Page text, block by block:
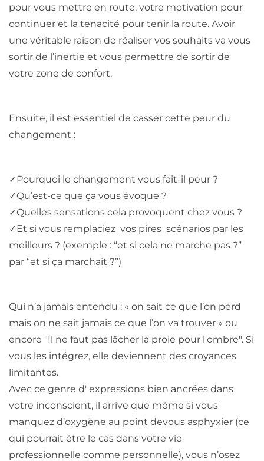
pour vous mettre en route, votre motivation pour
continuer et la tenacité pour tenir la route. Avoir
une véritable raison de réaliser vos souhaits va vous
sortir de l’inertie et vous permettre de sortir de
votre zone de confort.
Ensuite, il est essentiel de casser cette peur du
changement :
✓Pourquoi le changement vous fait-il peur ?
✓Qu’est-ce que ça vous évoque ?
✓Quelles sensations cela provoquent chez vous ?
✓Et si vous remplaciez vos pires scénarios par les
meilleurs ? (exemple : “et si cela ne marche pas ?”
par “et si ça marchait ?”)
Qui n’a jamais entendu : « on sait ce que l’on perd
mais on ne sait jamais ce que l’on va trouver » ou
encore "Il ne faut pas lâcher la proie pour l'ombre". Si
vous les intégrez, elle deviennent des croyances
limitantes.
Avec ce genre d' expressions bien ancrées dans
votre inconscient, il arrive que même si vous
manquez d’oxygène au point devous asphyxier (ce
qui pourrait être le cas dans votre vie
professionnelle comme personnelle), vous n’osez